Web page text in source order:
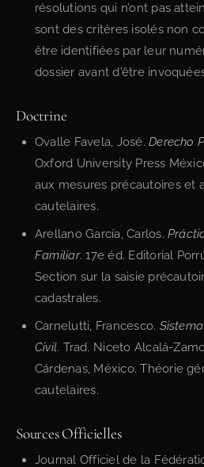
résolutions qui n’ont pas
sont des critères isolés non
être identifiées par leur
dossier avant d’être
Doctrine
Ovalle Favela, José.Derecho
Oxford University Press
aux mesures précautoires et
cautelaires.
Arellano García, Carlos.
Familiar. 17e éd. Editorial
Section sur la saisie
cadastrales.
Carnelutti, Francesco.
Civil. Trad. Niceto Alcalá-
Cárdenas, México. Théorie
cautelaires.
Sources Officielles
Journal Officiel de la